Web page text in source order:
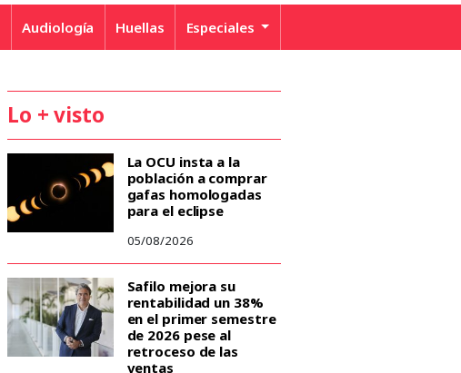
Audiología Huellas Especiales
Lo + visto
La OCU insta a la
población a comprar
gafas homologadas
para el eclipse
05/08/2026
Safilo mejora su
rentabilidad un 38%
en el primer semestre
de 2026 pese al
retroceso de las
ventas